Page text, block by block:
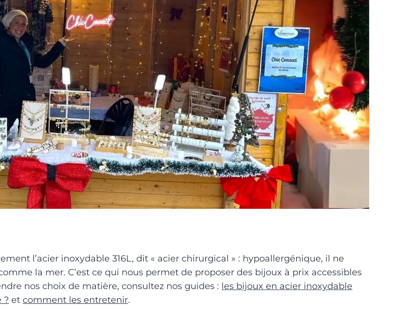
l’acier inoxydable 316L, dit « acier chirurgical » : hypoallergénique, il ne
la mer. C’est ce qui nous permet de proposer des bijoux à prix accessibles
nos choix de matière, consultez nos guides : les bijoux en acier inoxydable
? et comment les entretenir.